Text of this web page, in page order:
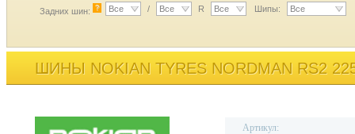
Задних шин: ? Все / Все R Все Шипы: Все
ШИНЫ NOKIAN TYRES NORDMAN RS2
Артикул: